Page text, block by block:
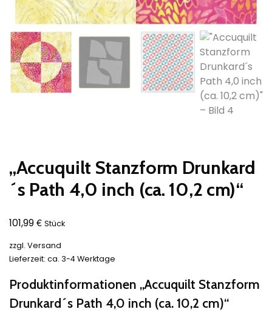
„Accuquilt Stanzform Drunkard
´s Path 4,0 inch (ca. 10,2 cm)“
101,99€ Stück
zzgl. Versand
Lieferzeit: ca. 3-4 Werktage
Produktinformationen „Accuquilt Stanzform
Drunkard´s Path 4,0 inch (ca. 10,2 cm)“